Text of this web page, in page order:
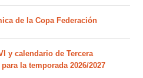
de la Copa Federación
y calendario de Tercera
la temporada 2026/2027